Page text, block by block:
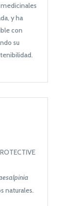
y ha
con
su
naturales.